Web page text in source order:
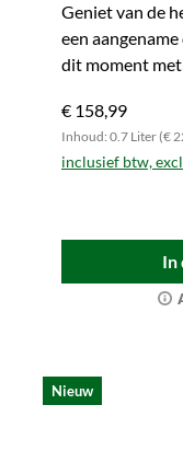
Geniet van de
een
dit moment
€ 158,99
Inhoud: 0.7 Liter (€
inclusief btw,
In
Nieuw